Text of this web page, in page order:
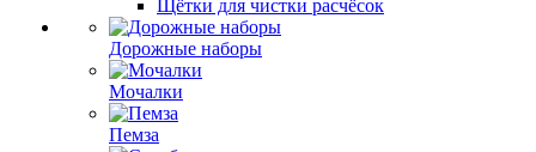
Щётки для чистки расчёсок
Дорожные наборы
Мочалки
Пемза